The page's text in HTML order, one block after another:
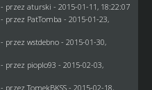
- przez aturski - 2015-01-11, 18:22:07
- przez PatTomba - 2015-01-23,
- przez wstdebno- 2015-01-30,
- przez pioplo93 - 2015-02-03,
- przezTomekBKSS- 2015-02-18,